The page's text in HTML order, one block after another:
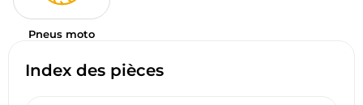
Index des pièces
Pneus moto